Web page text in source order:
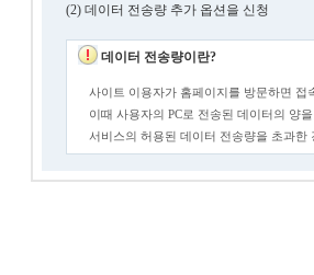
(2) 데이터 전송량 추가 옵션을 신청
데이터 전송량이란?
사이트 이용자가 홈페이지를 방문하면 접
이때 사용자의 PC로 전송된 데이터의 양
서비스의 허용된 데이터 전송량을 초과